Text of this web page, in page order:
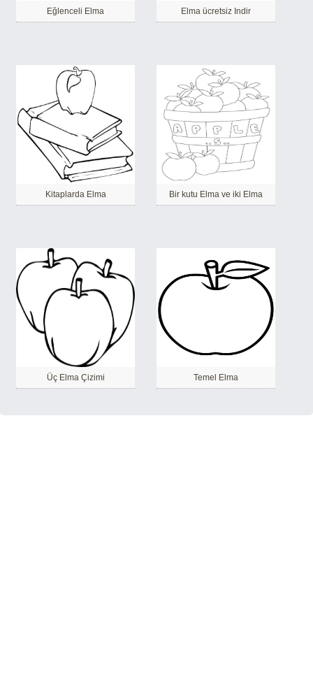
Eğlenceli Elma Elma ücretsiz Indir
Kitaplarda Elma Bir kutu Elma ve iki Elma
Üç Elma Çizimi Temel Elma